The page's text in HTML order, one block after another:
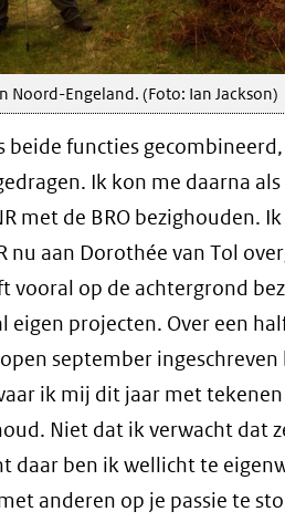
Noord-Engeland. (Foto: Ian Jackson)
beide functies
Ik kon me daarna als
met de BRO bezighouden.
nu aan Dorothée van Tol
vooral op de achtergrond
eigen projecten. Over een
september ingeschreven
ik mij dit jaar met
Niet dat ik verwacht dat
daar ben ik wellicht te
anderen op je passie te